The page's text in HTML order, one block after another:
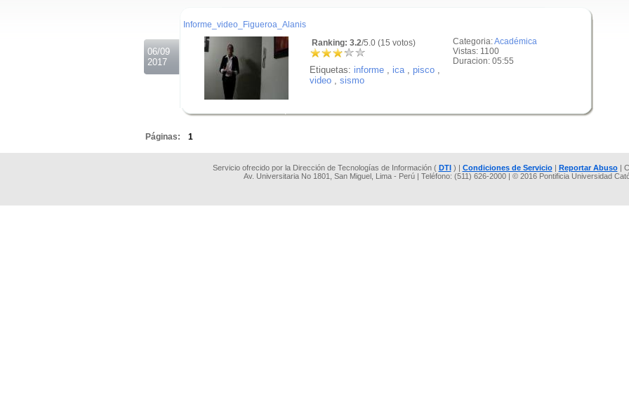
06/09
2017
Informe_video_Figueroa_Alanis
Categoria:Académica
Vistas: 1100
Duracion: 05:55
Ranking: 3.2/5.0 (15 votos)
Etiquetas: informe ica pisco
video
sismo
Páginas: 1
Servicio ofrecido por la Dirección de Tecnologías de Información ( DTI) | Condiciones de Servicio| Reportar Abuso|
Av. Universitaria No 1801, San Miguel, Lima - Perú | Teléfono: (511) 626-2000 | © 2016 Pontificia Universidad